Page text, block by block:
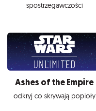
spostrzegawczości
Ashes of the Empire
odkryj co skrywają popioły